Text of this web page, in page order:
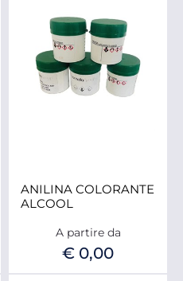
ANILINA COLORANTE
ALCOOL
A partire da
€ 0,00